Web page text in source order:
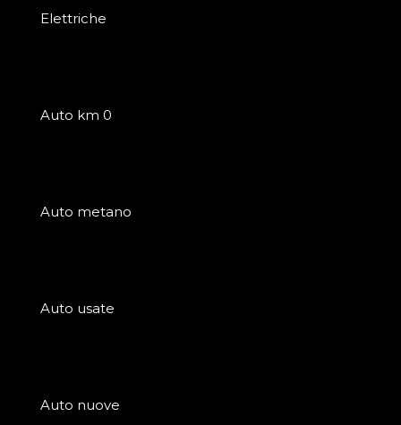
Elettriche
Auto km 0
Auto metano
Auto usate
Auto nuove